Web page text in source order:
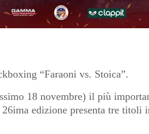
“Faraoni vs. Stoica”.
18 novembre) il più
edizione presenta tre